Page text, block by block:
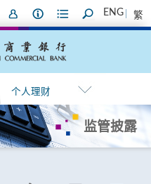
ENG 繁
个人理财
监管披露